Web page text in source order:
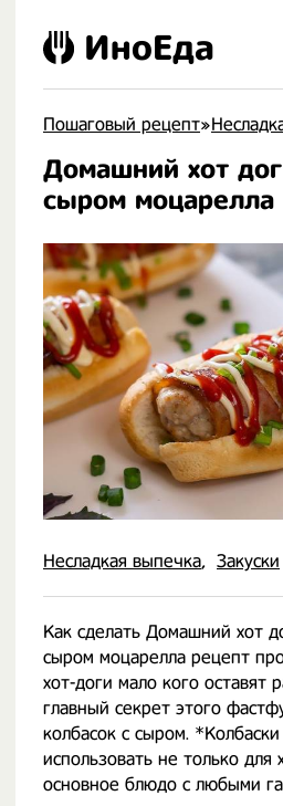
Пошаговый рецепт»
Домашний хот
сыром моцарелла
Несладкая выпечка Закуски
Как сделать Домашний хот
сыром моцарелла рецепт
хот-доги мало кого оставят
главный секрет этого
колбасок с сыром.
использовать не только для
основное блюдо с любыми
ИноЕда